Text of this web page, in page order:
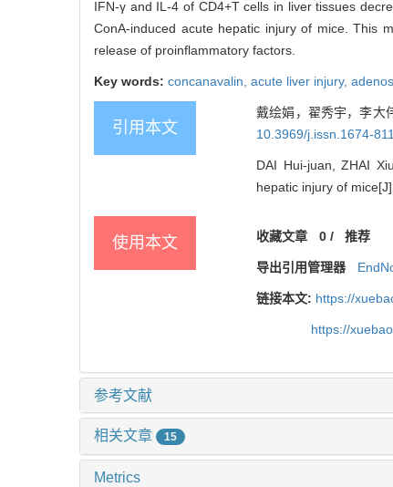
IFN-γ and IL-4 of CD4+T cells in liver tissues
ConA-induced acute hepatic injury of mice. This
release of proinflammatory factors.
Key words: concanavalin, acute liver injury,
引用本文
戴绘娟，翟秀宇，李大
10.3969/j.issn.1674-
DAI Hui-juan, ZHAI
hepatic injury of
使用本文 收藏文章 0/ 推荐
导出引用管理器
链接本文: https://
https://
参考文献
相关文章 15
Metrics